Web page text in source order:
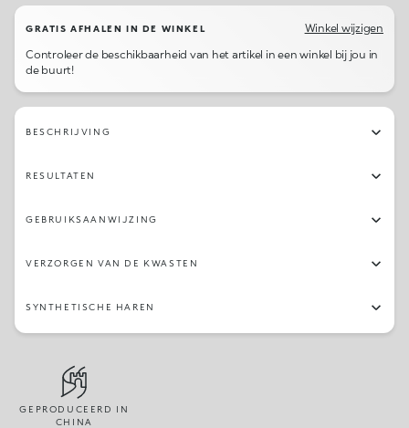
GRATIS AFHALEN IN DE WINKEL
Winkel wijzigen
Controleer de beschikbaarheid van het artikel in een winkel bij jou in
de buurt!
BESCHRIJVING
RESULTATEN
GEBRUIKSAANWIJZING
VERZORGEN VAN DE KWASTEN
SYNTHETISCHE HAREN
GEPRODUCEERD IN
CHINA